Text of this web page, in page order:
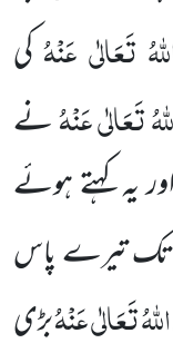
تَعَالٰی عَنْہُکی
تَعَالٰی عَنْہُنے
یہ کہتے ہوئے
تک تیرے پاس
تَعَالٰی عَنْہُبڑی